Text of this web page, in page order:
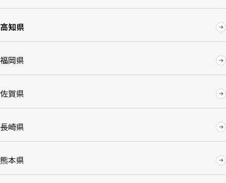
高知県
福岡県
佐賀県
長崎県
熊本県